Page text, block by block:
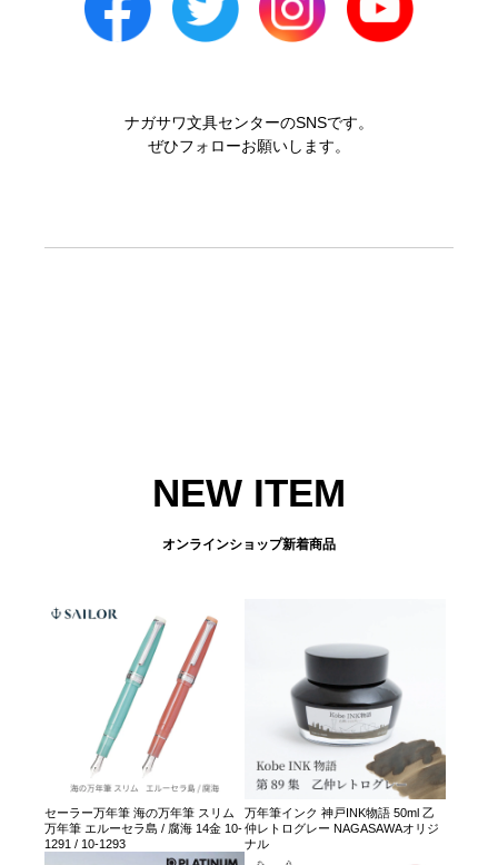
ナガサワ文具センターのSNSです。
ぜひフォローお願いします。
NEW ITEM
オンラインショップ新着商品
セーラー万年筆 海の万年筆 スリム
万年筆 エルーセラ島 / 腐海 14金 10-
1291 / 10-1293
万年筆インク 神戸INK物語 50ml 乙
仲レトログレー NAGASAWAオリジ
ナル